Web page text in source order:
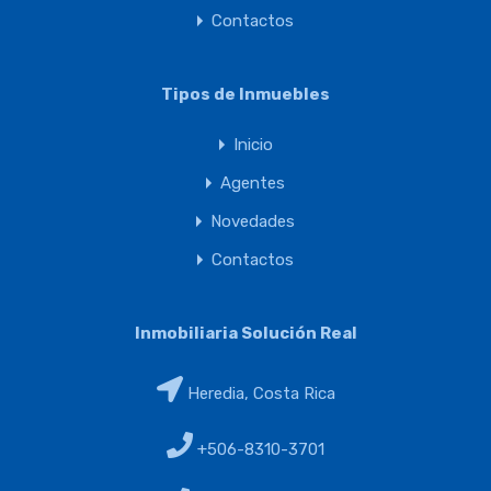
Contactos
Tipos de Inmuebles
Inicio
Agentes
Novedades
Contactos
Inmobiliaria Solución Real
Heredia, Costa Rica
+506-8310-3701